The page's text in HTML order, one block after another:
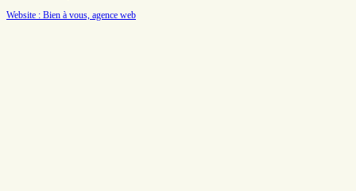
Website : Bien à vous, agence web